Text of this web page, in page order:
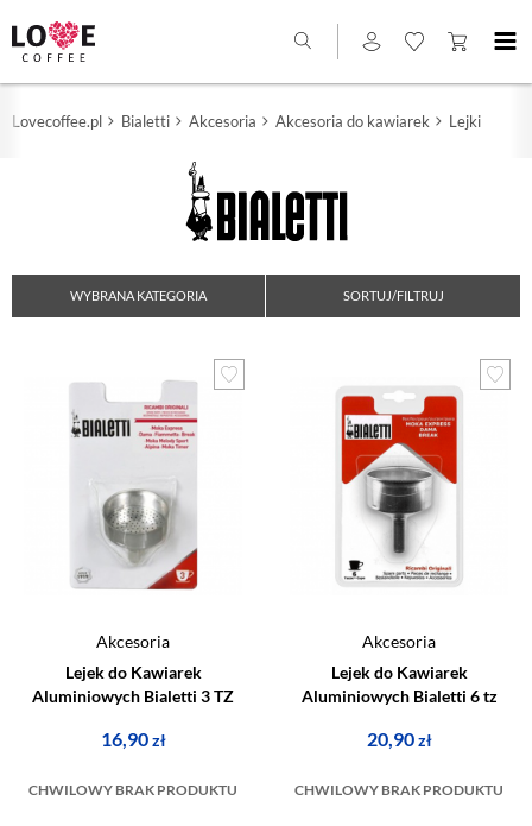
Lovecoffee.pl Bialetti Akcesoria Akcesoria do kawiarek Lejki
WYBRANA KATEGORIA SORTUJ/FILTRUJ
Akcesoria
Lejek do Kawiarek
Aluminiowych Bialetti 3 TZ
16,90zł
CHWILOWY BRAK PRODUKTU
Akcesoria
Lejek do Kawiarek
Aluminiowych Bialetti 6 tz
20,90zł
CHWILOWY BRAK PRODUKTU